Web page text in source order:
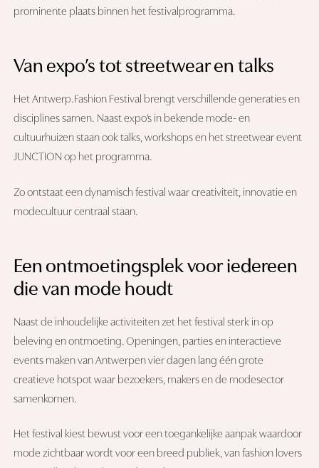
prominente plaats binnen het festivalprogramma.
Van expo’s tot streetwear en talks
Het Antwerp.Fashion Festival brengt verschillende generaties en
disciplines samen. Naast expo’s in bekende mode- en
cultuurhuizen staan ook talks, workshops en het streetwear event
JUNCTION op het programma.
Zo ontstaat een dynamisch festival waar creativiteit, innovatie en
modecultuur centraal staan.
Een ontmoetingsplek voor iedereen
die van mode houdt
Naast de inhoudelijke activiteiten zet het festival sterk in op
beleving en ontmoeting. Openingen, parties en interactieve
events maken van Antwerpen vier dagen lang één grote
creatieve hotspot waar bezoekers, makers en de modesector
samenkomen.
Het festival kiest bewust voor een toegankelijke aanpak waardoor
mode zichtbaar wordt voor een breed publiek, van fashion lovers